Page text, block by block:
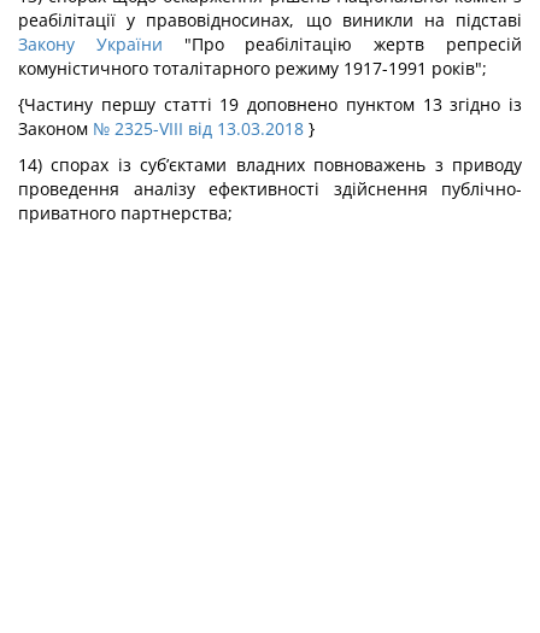
реабілітації у правовідносинах, що виникли на підставі
Закону України "Про реабілітацію жертв репресій
комуністичного тоталітарного режиму 1917-1991 років";
{Частину першу статті 19 доповнено пунктом 13 згідно із
Законом № 2325-VIII від 13.03.2018 }
14) спорах із суб’єктами владних повноважень з приводу
проведення аналізу ефективності здійснення публічно-
приватного партнерства;